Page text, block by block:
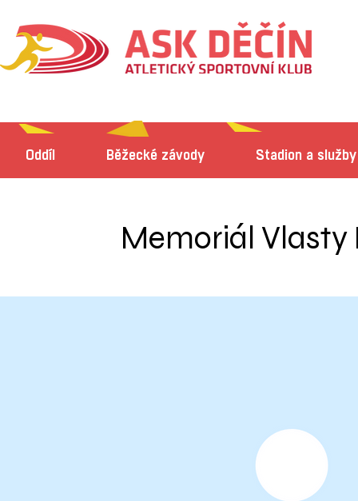
Oddíl Běžecké závody Stadion a služby
Memoriál Vlasty